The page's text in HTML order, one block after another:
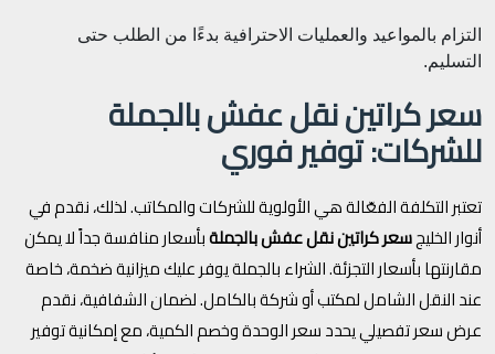
التزام بالمواعيد والعمليات الاحترافية بدءًا من الطلب حتى
التسليم.
سعر كراتين نقل عفش بالجملة
للشركات: توفير فوري
تعتبر التكلفة الفعّالة هي الأولوية للشركات والمكاتب. لذلك، نقدم في
أنوار الخليجسعر كراتين نقل عفش بالجملةبأسعار منافسة جداً لا يمكن
مقارنتها بأسعار التجزئة. الشراء بالجملة يوفر عليك ميزانية ضخمة، خاصة
عند النقل الشامل لمكتب أو شركة بالكامل. لضمان الشفافية، نقدم
عرض سعر تفصيلي يحدد سعر الوحدة وخصم الكمية، مع إمكانية توفير